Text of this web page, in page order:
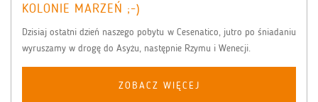
KOLONIE MARZEŃ ;-)
Dzisiaj ostatni dzień naszego pobytu w Cesenatico, jutro po śniadaniu
wyruszamy w drogę do Asyżu, następnie Rzymu i Wenecji.
ZOBACZ WIĘCEJ